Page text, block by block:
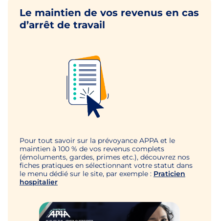
Le maintien de vos revenus en cas
d’arrêt de travail
Pour tout savoir sur la prévoyance APPA et le
maintien à 100 % de vos revenus complets
(émoluments, gardes, primes etc.), découvrez nos
fiches pratiques en sélectionnant votre statut dans
le menu dédié sur le site, par exemple : Praticien
hospitalier